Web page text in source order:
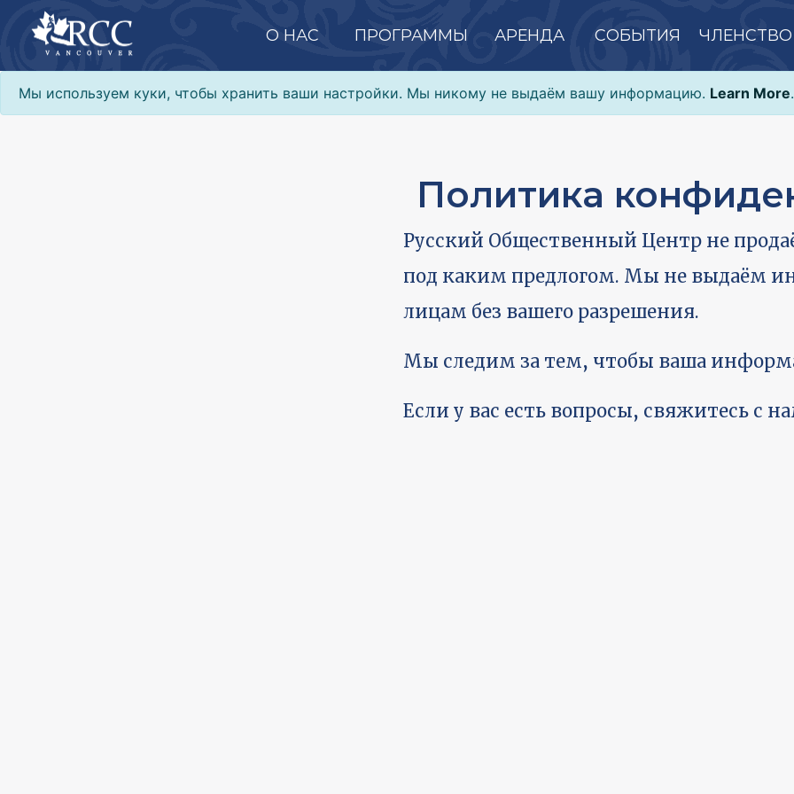
О НАС ПРОГРАММЫ АРЕНДА СОБЫТИЯ ЧЛЕНСТВО
Мы используем куки, чтобы хранить ваши настройки. Мы никому не выдаём вашу информацию. Learn More.
Политика
Русский Общественный Центр не
под каким предлогом. Мы не выдаём
лицам без вашего разрешения.
Мы следим за тем, чтобы ваша
Если у вас есть вопросы, свяжитесь с